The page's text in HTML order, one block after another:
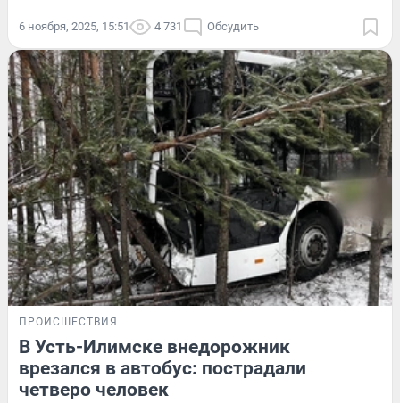
6 ноября, 2025, 15:51 4 731 Обсудить
ПРОИСШЕСТВИЯ
В Усть-Илимске внедорожник
врезался в автобус: пострадали
четверо человек